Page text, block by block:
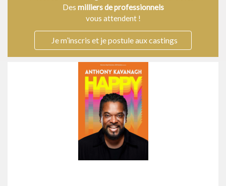
Des milliers de professionnels
vous attendent !
Je m’inscris et je postule aux castings